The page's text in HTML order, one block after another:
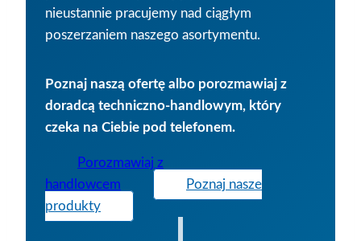
nieustannie pracujemy nad ciągłym
poszerzaniem naszego asortymentu.
Poznaj naszą ofertę albo porozmawiaj z
doradcą techniczno-handlowym, który
czeka na Ciebie pod telefonem.
Porozmawiaj z
handlowcem
Poznaj nasze
produkty